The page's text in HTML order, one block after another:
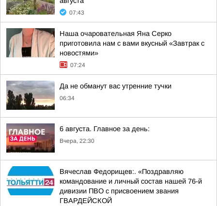
07:43
Наша очаровательная Яна Серко
приготовила нам с вами вкусный «Завтрак с
новостями»
07:24
Да не обманут вас утренние тучки
06:34
6 августа. Главное за день:
Вчера, 22:30
Вячеслав Федорищев:. «Поздравляю
командование и личный состав нашей 76-й
дивизии ПВО с присвоением звания
ГВАРДЕЙСКОЙ